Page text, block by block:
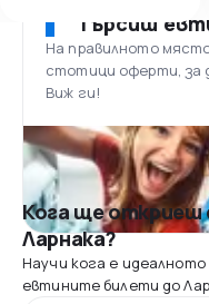
Търсиш
На правилното
стотици оферти, за
Виж ги!
Кога ще откриеш
Ларнака?
Научи кога е
евтините билети до